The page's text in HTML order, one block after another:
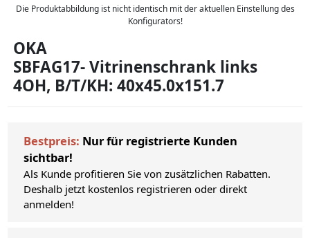
Die Produktabbildung ist nicht identisch mit der aktuellen Einstellung des
Konfigurators!
OKA
SBFAG17- Vitrinenschrank links
4OH, B/T/KH: 40x45.0x151.7
Bestpreis: Nur für registrierte Kunden
sichtbar!
Als Kunde profitieren Sie von zusätzlichen Rabatten.
Deshalb jetzt kostenlos registrieren oder direkt
anmelden!